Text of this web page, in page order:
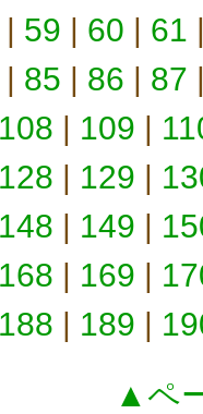
| 59 | 60 | 61
| 85 | 86 | 87
108 | 109 |
128 | 129 |
148 | 149 |
168 | 169 |
188 | 189 |
▲ペ